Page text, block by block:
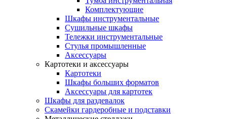
Комплектующие
Шкафы инструментальные
Сушильные шкафы
Тележки инструментальные
Стулья промышленные
Аксессуары
Картотеки и аксессуары
Картотеки
Шкафы больших форматов
Аксессуары для картотек
Шкафы для раздевалок
Скамейки гардеробные и подставки